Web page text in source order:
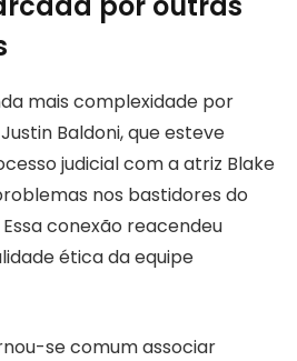
mais complexidade por
Baldoni, que esteve
judicial com a atriz Blake
nos bastidores do
Essa conexão reacendeu
ética da equipe
se comum associar